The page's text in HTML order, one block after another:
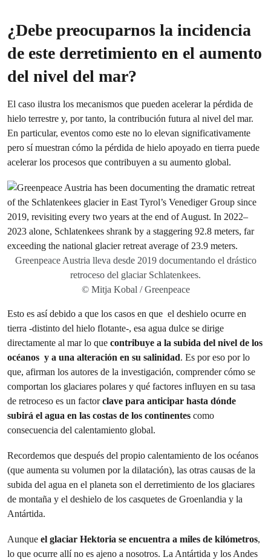
¿Debe preocuparnos la incidencia
de este derretimiento en el aumento
del nivel del mar?
El caso ilustra los mecanismos que pueden acelerar la pérdida de
hielo terrestre y, por tanto, la contribución futura al nivel del mar.
En particular, eventos como este no lo elevan significativamente
pero sí muestran cómo la pérdida de hielo apoyado en tierra puede
acelerar los procesos que contribuyen a su aumento global.
Greenpeace Austria lleva desde 2019 documentando el drástico
retroceso del glaciar Schlatenkees.
© Mitja Kobal / Greenpeace
Esto es así debido a que los casos en que el deshielo ocurre en
tierra -distinto del hielo flotante-, esa agua dulce se dirige
directamente al mar lo que contribuye a la subida del nivel de los
océanos y a una alteración en su salinidad. Es por eso por lo
que, afirman los autores de la investigación, comprender cómo se
comportan los glaciares polares y qué factores influyen en su tasa
de retroceso es un factorclave para anticipar hasta dónde
subirá el agua en las costas de los continentes como
consecuencia del calentamiento global.
Recordemos que después del propio calentamiento de los océanos
(que aumenta su volumen por la dilatación), las otras causas de la
subida del agua en el planeta son el derretimiento de los glaciares
de montaña y el deshielo de los casquetes de Groenlandia y la
Antártida.
Aunque el glaciar Hektoria se encuentra a miles de kilómetros,
lo que ocurre allí no es ajeno a nosotros. La Antártida y los Andes